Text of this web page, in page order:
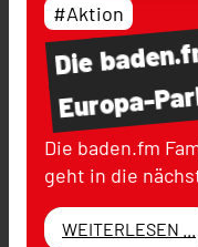
Die
Europa-
#Aktion
Die baden.fm
geht in die
WEITERLESEN ...